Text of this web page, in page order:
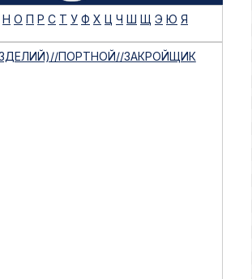
Н О П Р С Т У Ф Х Ц Ч Ш Щ Э Ю Я
ПОРТНОЙ//ЗАКРОЙЩИК